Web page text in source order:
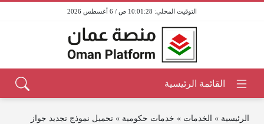
10:01:28 ص / 6 أغسطس 2026
الرئيسية » الخدمات » خدمات حكومية » تحميل نموذج تجديد جواز